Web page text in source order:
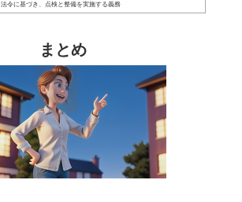
法令に基づき、点検と整備を実施する義務
まとめ